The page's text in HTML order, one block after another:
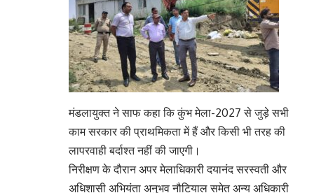
मंडलायुक्त ने साफ कहा कि कुंभ मेला-2027 से जुड़े सभी
काम सरकार की प्राथमिकता में हैं और किसी भी तरह की
लापरवाही बर्दाश्त नहीं की जाएगी।
निरीक्षण के दौरान अपर मेलाधिकारी दयानंद सरस्वती और
अधिशासी अभियंता अनुभव नौटियाल समेत अन्य अधिकारी